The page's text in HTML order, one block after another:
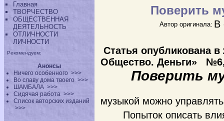
Главная
ТВОРЧЕСТВО
ОБЩЕСТВЕННАЯ
ДЕЯТЕЛЬНОСТЬ
ОТЛИЧНОСТИ
ЛИЧНОСТИ
Рекомендуем:
Анонсы
Ничего особенного >>>
Во славу дома твоего >>>
ШАМБАЛА >>>
Сидячая работа >>>
Список авторских изданий
>>>
Поверить
Автор оригинала: В
Статья опубликована
Общество. Деньги» №6,
Поверить
музыкой можно
Попыток описать